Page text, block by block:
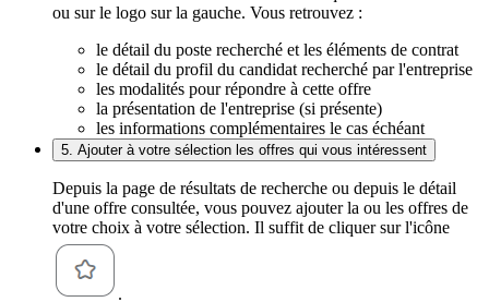
ou sur le logo sur la gauche. Vous retrouvez :
le détail du poste recherché et les éléments de contrat
le détail du profil du candidat recherché par l'entreprise
les modalités pour répondre à cette offre
la présentation de l'entreprise (si présente)
les informations complémentaires le cas échéant
5. Ajouter à votre sélection les offres qui vous intéressent
Depuis la page de résultats de recherche ou depuis le détail
d'une offre consultée, vous pouvez ajouter la ou les offres de
votre choix à votre sélection. Il suffit de cliquer sur l'icône
.